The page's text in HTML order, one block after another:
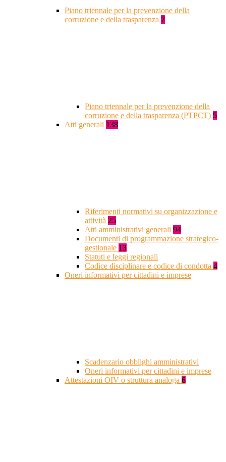
Piano triennale per la prevenzione della
corruzione e della trasparenza 7
Piano triennale per la prevenzione della
corruzione e della trasparenza (PTPCT) 5
Atti generali 138
Riferimenti normativi su organizzazione e
attività 25
Atti amministrativi generali 94
Documenti di programmazione strategico-
gestionale 13
Statuti e leggi regionali
Codice disciplinare e codice di condotta 4
Oneri informativi per cittadini e imprese
Scadenzario obblighi amministrativi
Oneri informativi per cittadini e imprese
Attestazioni OIV o struttura analoga 6